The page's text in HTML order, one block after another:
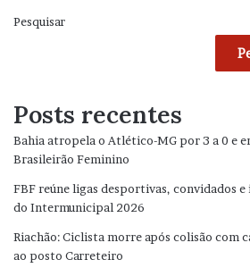
Pesquisar
Posts recentes
Bahia atropela o Atlético-MG por 3 a 0 e
Brasileirão Feminino
FBF reúne ligas desportivas, convidados
do Intermunicipal 2026
Riachão: Ciclista morre após colisão com
ao posto Carreteiro